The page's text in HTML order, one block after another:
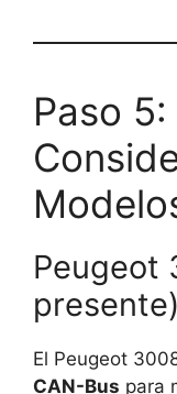
Paso 5:
Peugeot
presente)
El Peugeot
CAN-Bus para